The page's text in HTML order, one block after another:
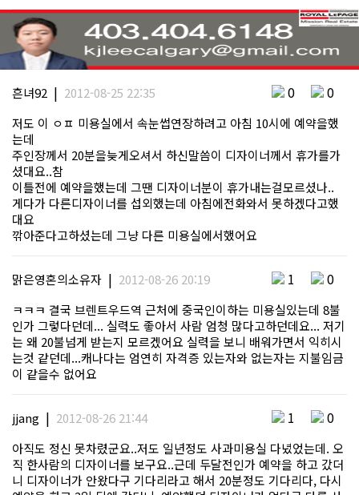
흔녀92 | 2012-08-25 22:35 0 0
저도 이 ㅇㅍ 미용실에서 속눈썹연장하려고 아침 10시에 예약을했
는데
주인장께서 20분을늦게오셔서 하신말씀이 디자이너께서 휴가를가
셨대요..참
이틀전에 예약을했는데 그땐 디자이너분이 휴가내는걸모르셨나..
게다가 다른디자이너를 섭외했는데 아침에전화와서 못하겠다고했
대요
깎아준다고하셨는데 그냥 다른 미용실에서했어요
맑은영혼의소유자 | 2012-08-26 20:19 1 0
ㅋㅋㅋ 결국 브렌트우드역 근처에 중국인이하는 미용실있는데 8불
인가 그렇다던데... 실력도 좋아서 사람 엄청 많다고하던데요... 저기
는 왜 20불넘게 받는지 모르겠어요 실력을 보니 배워가면서 익히시
는것 같던데...캐나다는 엄연히 자격증 있는자와 없는자는 지불임금
이 같을수 없어요
jjang | 2012-08-26 21:44 1 0
아직도 정신 못차렸군요..저도 일년정도 사과미용실 다녔었는데. 오
직 한사람의 디자이너를 보구요..근데 두달전인가 예약을 하고 갔더
니 디자이너가 안왔다구 기다리라고 해서 20분정도 기다리다, 다시